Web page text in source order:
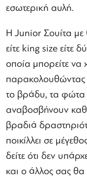
εσωτερική αυλή.
Η Junior Σουίτα
είτε king size είτε
οποία μπορείτε
παρακολουθώντας
το βράδυ, τα
αναβοσβήνουν
βραδιά
ποικίλλει σε
δείτε ότι δεν
και ο άλλος σας θα